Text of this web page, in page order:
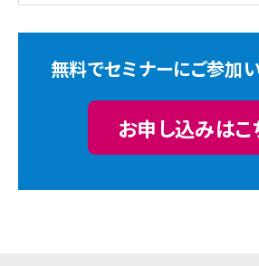
無料でセミナーにご参加い
お申し込みはこ